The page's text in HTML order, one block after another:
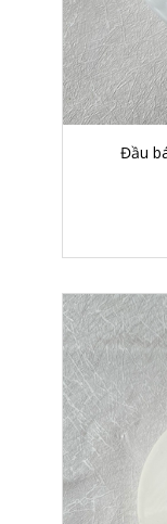
Đầu